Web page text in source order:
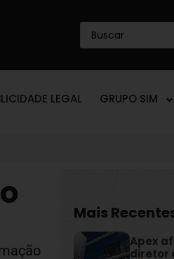
LEGAL GRUPO SIM
Mais
Apex
diretor